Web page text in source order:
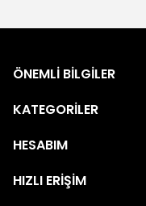
ÖNEMLİ BİLGİLER
KATEGORİLER
HESABIM
HIZLI ERİŞİM